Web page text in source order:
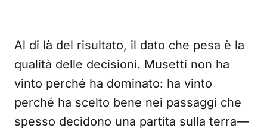
Al di là del risultato, il dato che pesa è la
qualità delle decisioni. Musetti non ha
vinto perché ha dominato: ha vinto
perché ha scelto bene nei passaggi che
spesso decidono una partita sulla terra—